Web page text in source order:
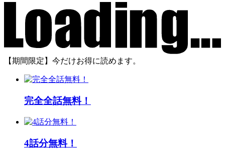
【期間限定】今だけお得に読めます。
完全全話無料！
4話分無料！